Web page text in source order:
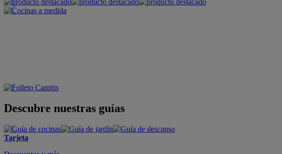
Descubre nuestras guías
Tarjeta